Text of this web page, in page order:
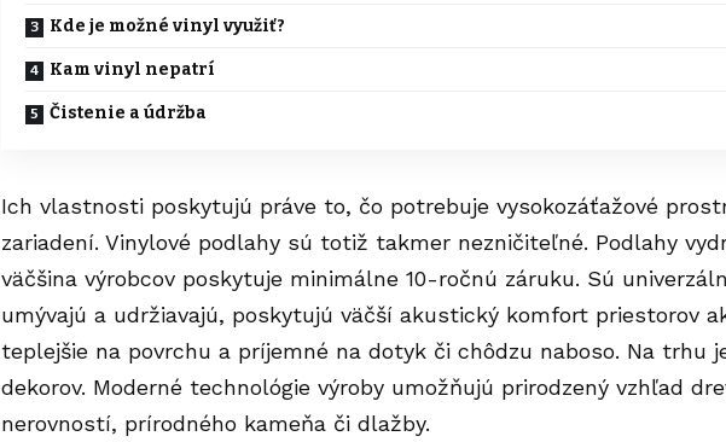
Kde je možné vinyl využiť?
Kam vinyl nepatrí
Čistenie a údržba
Ich vlastnosti poskytujú práve to, čo potrebuje vysokozáťažové
zariadení. Vinylové podlahy sú totiž takmer nezničiteľné. Podlahy
väčšina výrobcov poskytuje minimálne 10-ročnú záruku. Sú
umývajú a udržiavajú, poskytujú väčší akustický komfort priestorov
teplejšie na povrchu a príjemné na dotyk či chôdzu naboso. Na trhu
dekorov. Moderné technológie výroby umožňujú prirodzený vzhľad
nerovností, prírodného kameňa či dlažby.